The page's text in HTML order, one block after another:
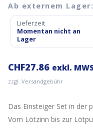
Ab externem Lager:
Lieferzeit
Momentan nicht an
Lager
CHF27.86 exkl.
zzgl. Versandgebühr
Das Einsteiger Set in der
Vom Lötzinn bis zur